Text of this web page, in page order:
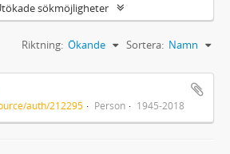
sökmöjligheter
Sortera: Namn
Riktning: Ökande
auth/212295 Person 1945-2018